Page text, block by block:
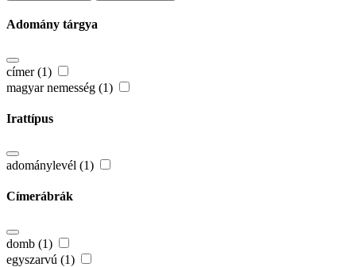
Adomány tárgya
címer (1)
magyar nemesség (1)
Irattípus
adománylevél (1)
Címerábrák
domb (1)
egyszarvú (1)